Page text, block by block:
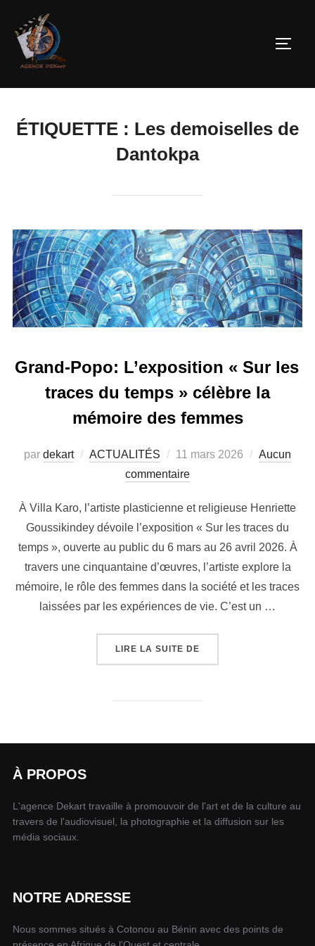
ÉTIQUETTE : Les demoiselles de
Dantokpa
Grand-Popo: L’exposition « Sur les
traces du temps » célèbre la
mémoire des femmes
par dekart ACTUALITÉS 11 mars 2026
Aucun
commentaire
À Villa Karo, l’artiste plasticienne et religieuse Henriette
Goussikindey dévoile l’exposition « Sur les traces du
temps », ouverte au public du 6 mars au 26 avril 2026. À
travers une cinquantaine d’œuvres, l’artiste explore la
mémoire, le rôle des femmes dans la société et les traces
laissées par les expériences de vie. C’est un …
LIRE LA SUITE DE
À PROPOS
L'agence Dekart travaille à promouvoir de l'art et de la culture au
travers de l'audiovisuel, la photographie et la diffusion sur les
média sociaux.
NOTRE ADRESSE
Nous sommes situés à Cotonou au Bénin avec des points de